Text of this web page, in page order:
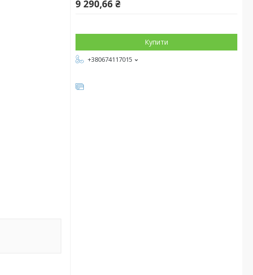
9 290,66 ₴
Купити
+380674117015